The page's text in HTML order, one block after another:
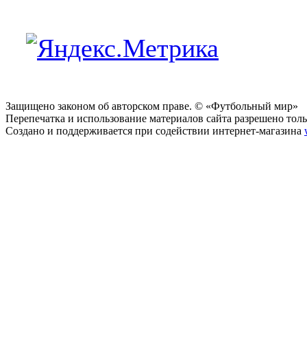
Защищено законом об авторском праве. © «Футбольный мир»
Перепечатка и использование материалов сайта разрешено
Создано и поддерживается при содействии интернет-магазина